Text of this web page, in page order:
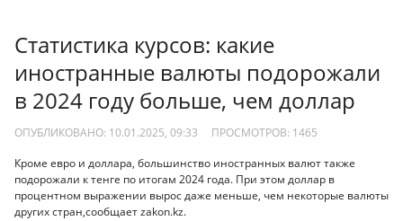
Статистика курсов: какие
иностранные валюты подорожали
в 2024 году больше, чем доллар
ОПУБЛИКОВАНО: 10.01.2025, 09:33 ПРОСМОТРОВ: 1465
Кроме евро и доллара, большинство иностранных валют также
подорожали к тенге по итогам 2024 года. При этом доллар в
процентном выражении вырос даже меньше, чем некоторые валюты
других стран,сообщает zakon.kz.